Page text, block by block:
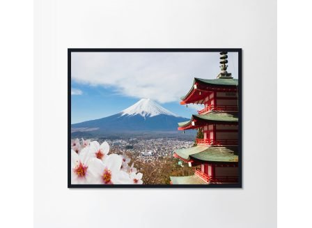
may
chosen
on
the
product
page